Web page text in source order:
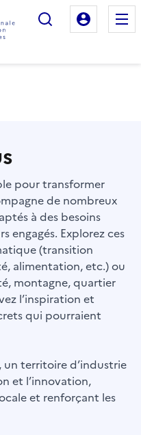
Rechercher
Mon
pour transformer
de nombreux
à des besoins
engagés. Explorez ces
(transition
alimentation, etc.) ou
montagne, quartier
l’inspiration et
qui pourraient
territoire d’industrie
et l’innovation,
et renforçant les